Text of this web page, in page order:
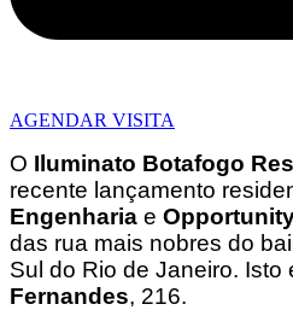
AGENDAR VISITA
O Iluminato Botafogo
recente lançamento
Engenharia e
das rua mais nobres do
Sul do Rio de Janeiro. Isto
Fernandes, 216.